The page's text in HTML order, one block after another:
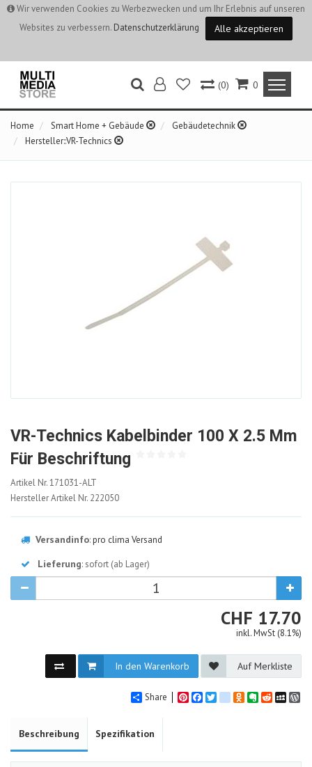
Wir verwenden Cookies zu Werbezwecken und um Ihr Erlebnis auf unseren
Websites zu verbessern. Datenschutzerklärung Alle akzeptieren
0
(0)
Home Smart Home + Gebäude
Gebäudetechnik
Hersteller::VR-Technics
VR-Technics Kabelbinder 100 X 2.5 Mm
Für Beschriftung
171031-
ALT
Artikel Nr.171031-ALT
Hersteller Artikel Nr. 222050
Versandinfo:pro clima Versand
Lieferung: sofort (ab Lager)
CHF CHF
17.70
inkl. MwSt (8.1%)
In den Warenkorb Auf Merkliste
Share PinterestFacebook
Twittergoogle_bookmarks
Odnoklassniki
Evernote
Reddit
Beschreibung Spezifikation